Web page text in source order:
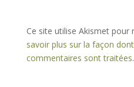
Ce site utilise Akismet pour
savoir plus sur la façon
commentaires sont traitées.